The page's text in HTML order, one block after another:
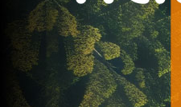
Kup BiH